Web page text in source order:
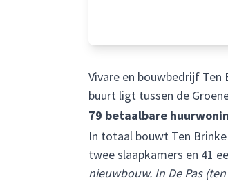
Vivare en bouwbedrijf Ten
buurt ligt tussen de
79 betaalbare
In totaal bouwt Ten
twee slaapkamers en 41
nieuwbouw. In De Pas